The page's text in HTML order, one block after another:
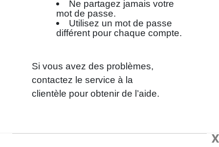
Ne partagez jamais votre
mot de passe.
Utilisez un mot de passe
différent pour chaque compte.
Si vous avez des problèmes,
contactez le service à la
clientèle pour obtenir de l’aide.
X